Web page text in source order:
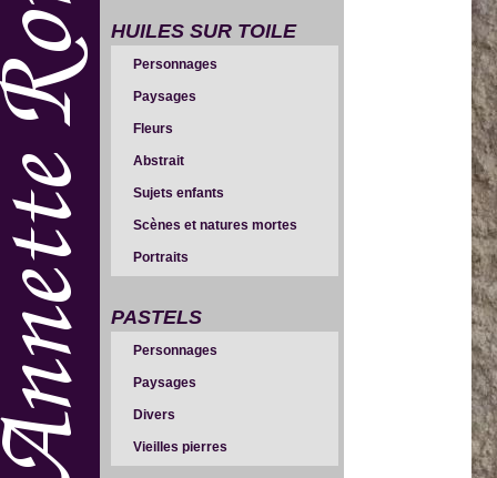
HUILES SUR TOILE
Personnages
Paysages
Fleurs
Abstrait
Sujets enfants
Scènes et natures mortes
Portraits
PASTELS
Personnages
Paysages
Divers
Vieilles pierres